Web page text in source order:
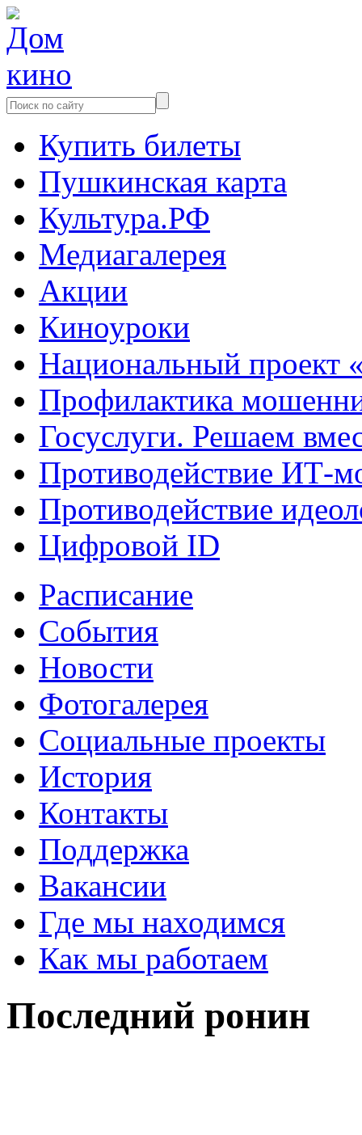
Купить билеты
Пушкинская карта
Культура.РФ
Медиагалерея
Акции
Киноуроки
Национальный проект
Профилактика
Госуслуги. Решаем
Противодействие ИТ-
Противодействие
Цифровой ID
Расписание
События
Новости
Фотогалерея
Социальные проекты
История
Контакты
Поддержка
Вакансии
Где мы находимся
Как мы работаем
Последний ронин